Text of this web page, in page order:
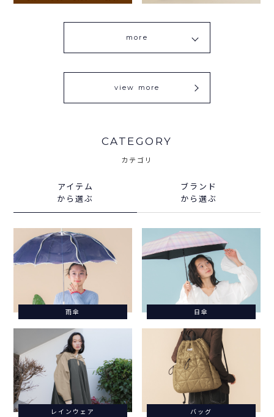
more
view more
CATEGORY
カテゴリ
アイテム
から選ぶ
ブランド
から選ぶ
雨傘 日傘
レインウェア バッグ